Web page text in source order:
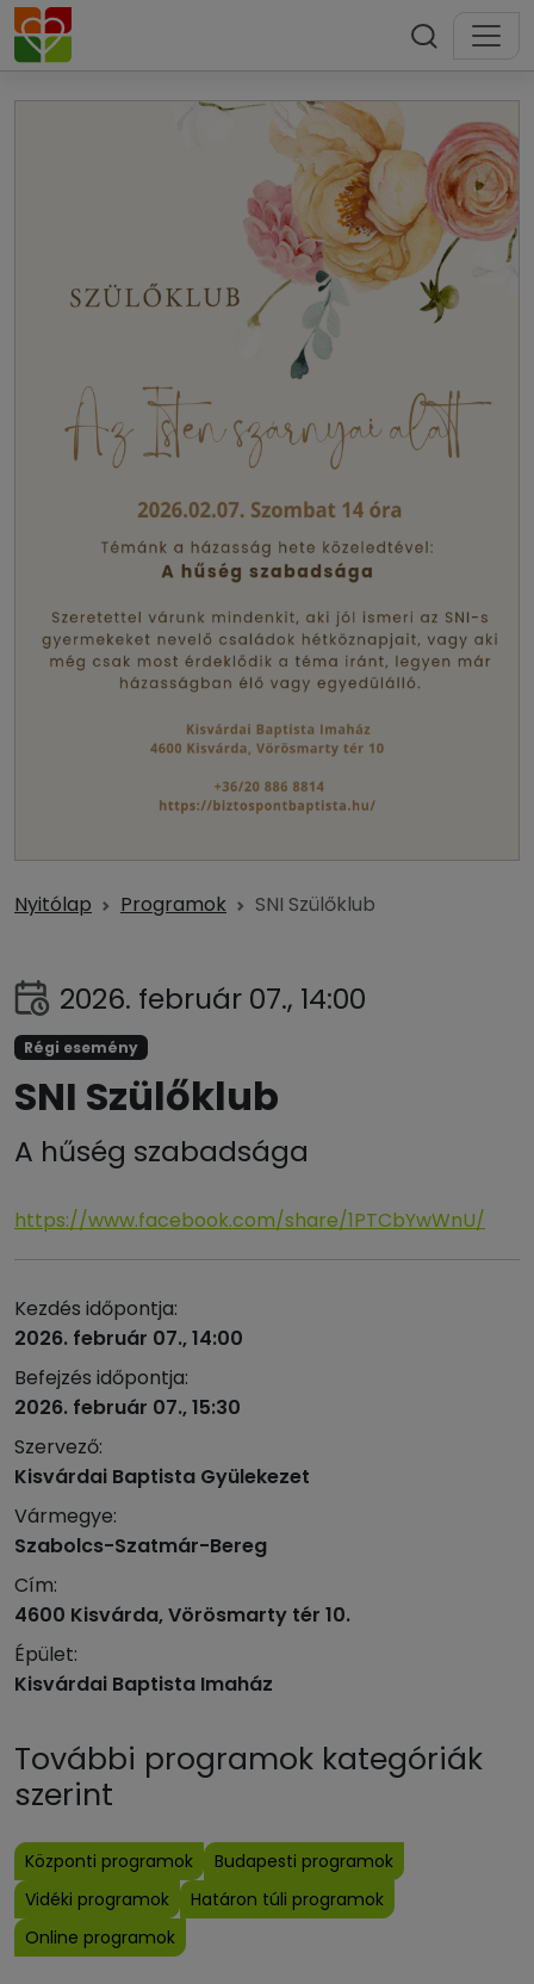
Nyitólap Programok SNI Szülőklub
2026. február 07., 14:00
Régi esemény
SNI Szülőklub
A hűség szabadsága
https://www.facebook.com/share/1PTCbYwWnU/
Kezdés időpontja:
2026. február 07., 14:00
Befejzés időpontja:
2026. február 07., 15:30
Szervező:
Kisvárdai Baptista Gyülekezet
Vármegye:
Szabolcs-Szatmár-Bereg
Cím:
4600 Kisvárda, Vörösmarty tér 10.
Épület:
Kisvárdai Baptista Imaház
További programok kategóriák
szerint
Központi programok
Budapesti programok
Vidéki programok
Határon túli programok
Online programok